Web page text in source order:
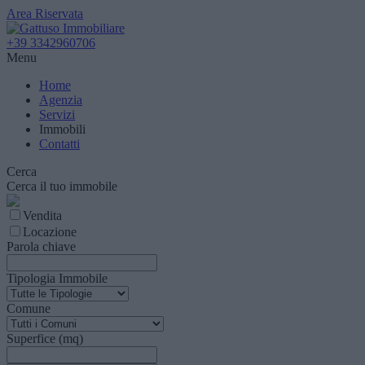
Area Riservata
+39 3342960706
Menu
Home
Agenzia
Servizi
Immobili
Contatti
Cerca
Cerca il tuo immobile
Vendita
Locazione
Parola chiave
Tipologia Immobile
Comune
Superfice (mq)